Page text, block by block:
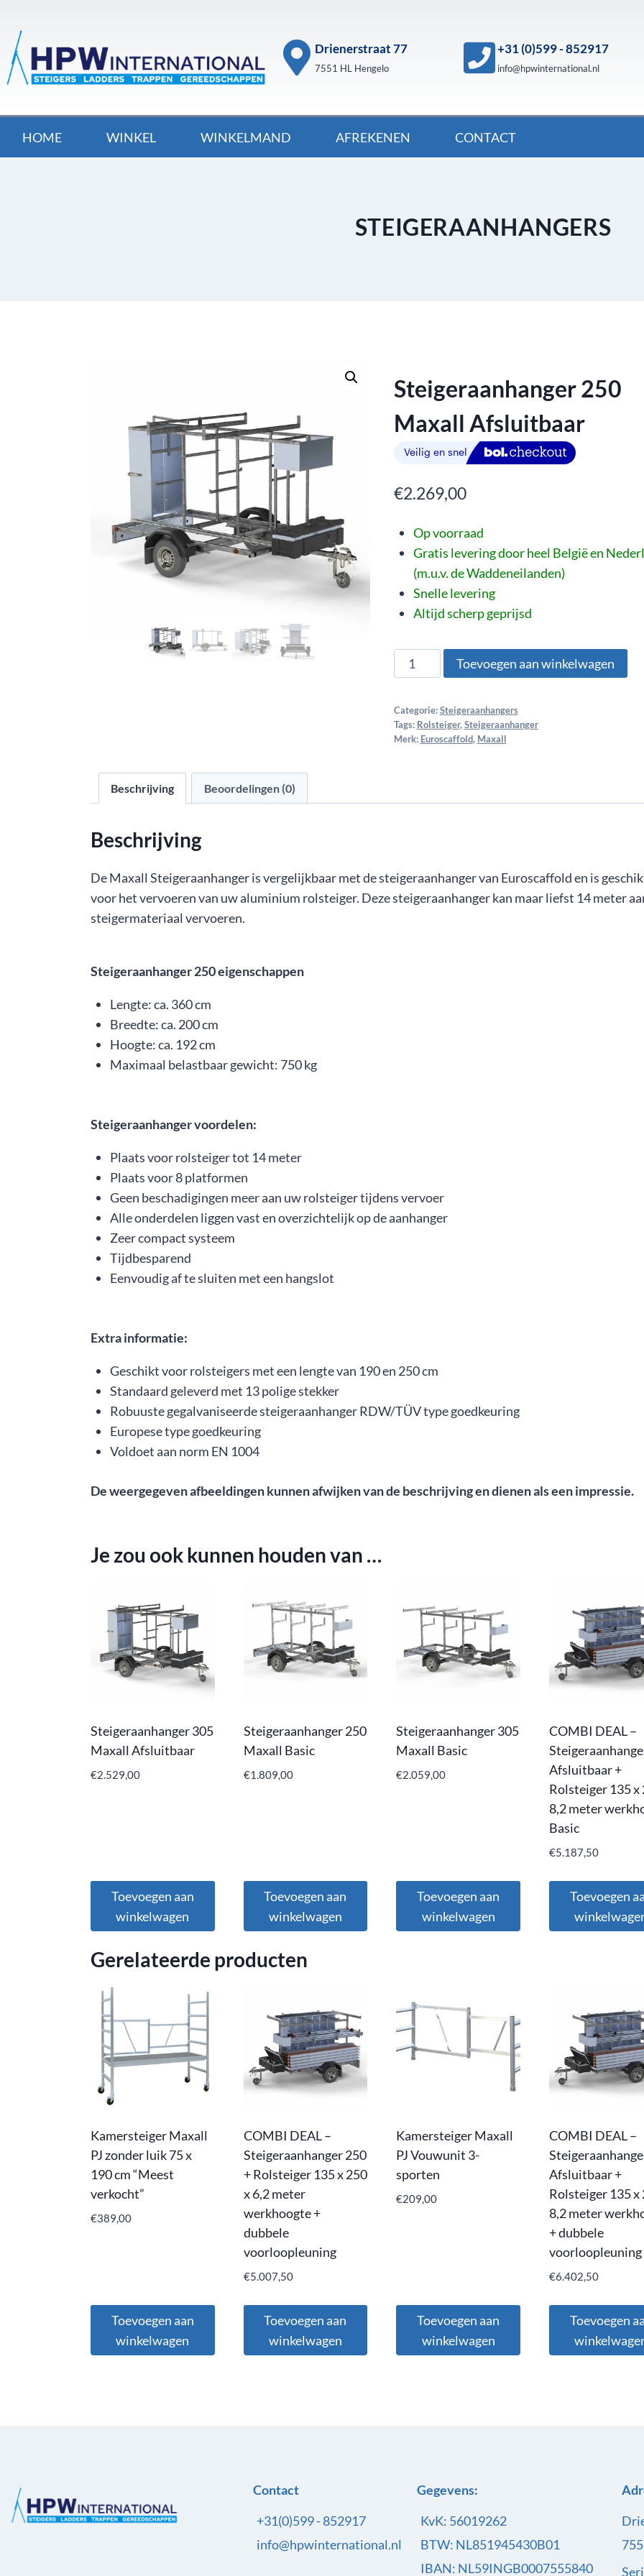
Drienerstraat 77
7551 HL Hengelo
+31 (0)599 - 852917
info@hpwinternational.nl
HOME WINKEL WINKELMAND AFREKENEN CONTACT
STEIGERAANHANGERS
Steigeraanhanger 250
Maxall Afsluitbaar
€2.269,00
Op voorraad
Gratis levering door heel België en
(m.u.v. de Waddeneilanden)
Snelle levering
Altijd scherp geprijsd
Toevoegen aan winkelwagen
Categorie: Steigeraanhangers
Tags: Rolsteiger, Steigeraanhanger
Merk: Euroscaffold, Maxall
Beschrijving Beoordelingen (0)
Beschrijving
De Maxall Steigeraanhanger is vergelijkbaar met de steigeraanhanger van Euroscaffold en is
voor het vervoeren van uw aluminium rolsteiger. Deze steigeraanhanger kan maar liefst 14 meter
steigermateriaal vervoeren.
Steigeraanhanger 250 eigenschappen
Lengte: ca. 360 cm
Breedte: ca. 200 cm
Hoogte: ca. 192 cm
Maximaal belastbaar gewicht: 750 kg
Steigeraanhanger voordelen:
Plaats voor rolsteiger tot 14 meter
Plaats voor 8 platformen
Geen beschadigingen meer aan uw rolsteiger tijdens vervoer
Alle onderdelen liggen vast en overzichtelijk op de aanhanger
Zeer compact systeem
Tijdbesparend
Eenvoudig af te sluiten met een hangslot
Extra informatie:
Geschikt voor rolsteigers met een lengte van 190 en 250 cm
Standaard geleverd met 13 polige stekker
Robuuste gegalvaniseerde steigeraanhanger RDW/TÜV type goedkeuring
Europese type goedkeuring
Voldoet aan norm EN 1004
De weergegeven afbeeldingen kunnen afwijken van de beschrijving en dienen als een impressie.
Je zou ook kunnen houden van …
Steigeraanhanger 305
Maxall Afsluitbaar
€2.529,00
Toevoegen aan
winkelwagen
Steigeraanhanger 250
Maxall Basic
€1.809,00
Toevoegen aan
winkelwagen
Steigeraanhanger 305
Maxall Basic
€2.059,00
Toevoegen aan
winkelwagen
COMBI DEAL –
Afsluitbaar +
Rolsteiger 135 x
8,2 meter
Basic
€5.187,50
Toevoegen
Gerelateerde producten
Kamersteiger Maxall
PJ zonder luik 75 x
190 cm “Meest
verkocht”
€389,00
Toevoegen aan
winkelwagen
COMBI DEAL –
Steigeraanhanger 250
+ Rolsteiger 135 x 250
x 6,2 meter
werkhoogte +
dubbele
voorloopleuning
€5.007,50
Toevoegen aan
winkelwagen
Kamersteiger Maxall
PJ Vouwunit 3-
sporten
€209,00
Toevoegen aan
winkelwagen
COMBI DEAL –
Afsluitbaar +
Rolsteiger 135 x
8,2 meter
+ dubbele
voorloopleuning
€6.402,50
Toevoegen
Contact
+31(0)599 - 852917
info@hpwinternational.nl
Gegevens:
KvK: 56019262
BTW: NL851945430B01
IBAN: NL59INGB0007555840